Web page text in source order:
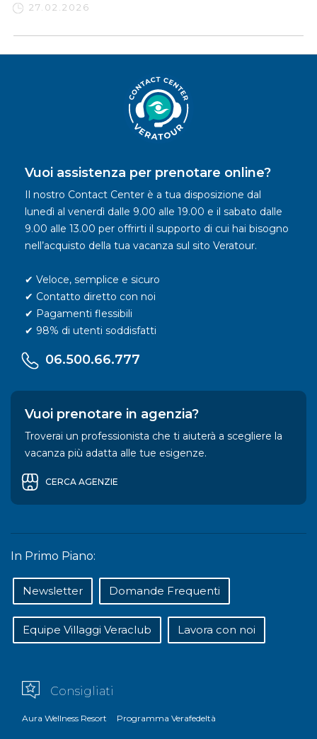
27.02.2026
Vuoi assistenza per prenotare online?
Il nostro Contact Center è a tua disposizione dal
lunedì al venerdì dalle 9.00 alle 19.00 e il sabato dalle
9.00 alle 13.00 per offrirti il supporto di cui hai bisogno
nell’acquisto della tua vacanza sul sito Veratour.
✔ Veloce, semplice e sicuro
✔ Contatto diretto con noi
✔ Pagamenti flessibili
✔ 98% di utenti soddisfatti
06.500.66.777
Vuoi prenotare in agenzia?
Troverai un professionista che ti aiuterà a scegliere la
vacanza più adatta alle tue esigenze.
CERCA AGENZIE
In Primo Piano:
Newsletter Domande Frequenti
Equipe Villaggi Veraclub Lavora con noi
Consigliati
Aura Wellness Resort Programma Verafedeltà